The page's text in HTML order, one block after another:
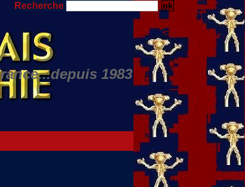
Recherche
1983